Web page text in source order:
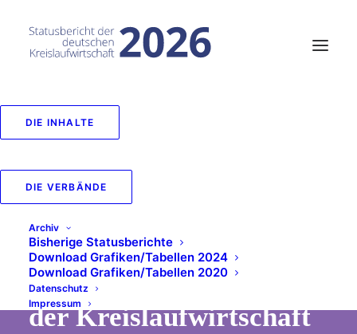
DIE INHALTE
DIE VERBÄNDE
Archiv
Bisherige Statusberichte
Download Grafiken/Tabellen 2024
Download Grafiken/Tabellen 2020
Datenschutz
Impressum
68_Entwicklung der
Erwerbstätigen,
Spezialisierungsgrad
und
Bruttowertschöpfung in
der Kreislaufwirtschaft